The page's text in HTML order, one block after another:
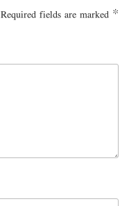
Required fields are marked *